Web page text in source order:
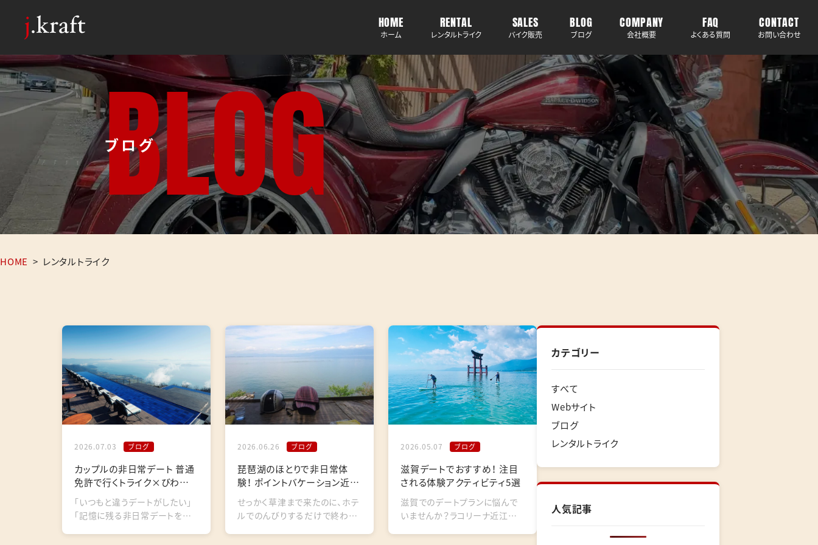
HOME
ホーム
RENTAL
レンタルトライク
SALES
バイク販売
BLOG
ブログ
COMPANY
会社概要
FAQ
よくある質問
CONTACT
お問い合わせ
BLOG
ブログ
HOME > レンタルトライク
2026.07.03 ブログ
カップルの非日常デート 普通
免許で行くトライク×びわ湖テ
ラス
「いつもと違うデートがしたい」
「記憶に残る非日常デートを楽
2026.06.26 ブログ
琵琶湖のほとりで非日常体
験！ ポイントバケーション近江
びわ湖×レンタルト…
せっかく草津まで来たのに、ホテ
ルでのんびりするだけで終わっ
2026.05.07 ブログ
滋賀デートでおすすめ！ 注目
される体験アクティビティ5選
滋賀でのデートプランに悩んで
いませんか？ラコリーナ近江八
カテゴリー
すべて
Webサイト
ブログ
レンタルトライク
人気記事